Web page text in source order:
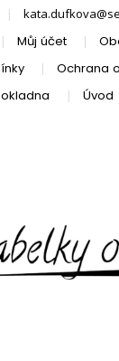
Můj účet
Ochrana
Úvod